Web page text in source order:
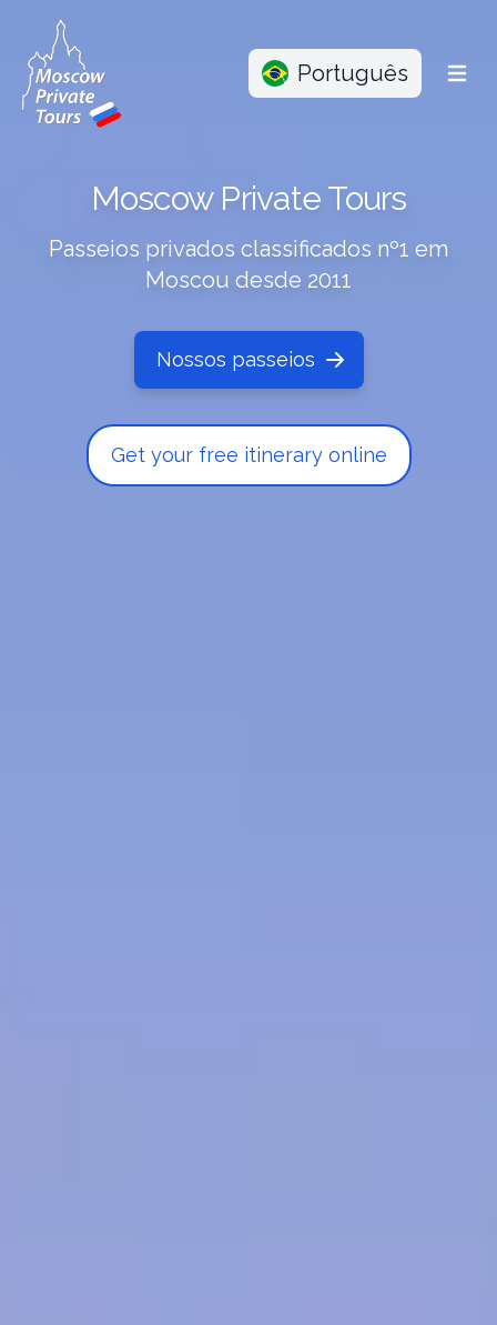
Português Menu
Moscow Private Tours
Passeios privados classificados nº1 em
Moscou desde 2011
Nossos passeios
Get your free itinerary online